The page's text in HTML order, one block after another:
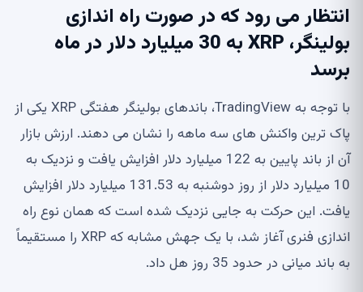
انتظار می رود که در صورت راه اندازی
بولینگر، XRP به 30 میلیارد دلار در ماه
برسد
با توجه به TradingView، باندهای بولینگر هفتگی XRP یکی از
پاک ترین واکنش های سه ماهه را نشان می دهند. ارزش بازار
آن از باند پایین به 122 میلیارد دلار افزایش یافت و نزدیک به
10 میلیارد دلار از روز دوشنبه به 131.53 میلیارد دلار افزایش
یافت. این حرکت به جایی نزدیک شده است که همان نوع راه
اندازی فنری آغاز شد، با یک جهش مشابه که XRP را مستقیماً
به باند میانی در حدود 35 روز هل داد.